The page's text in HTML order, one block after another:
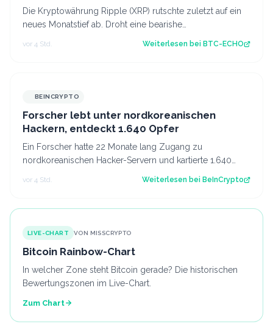
Die Kryptowährung Ripple (XRP) rutschte zuletzt auf ein
neues Monatstief ab. Droht eine bearishe
vor 4 Std. Weiterlesen bei BTC-ECHO
BEINCRYPTO
Forscher lebt unter nordkoreanischen
Hackern, entdeckt 1.640 Opfer
Ein Forscher hatte 22 Monate lang Zugang zu
nordkoreanischen Hacker-Servern und kartierte 1.640
Opfer in 57 Ländern. Der Beitrag Forscher le…
vor 4 Std. Weiterlesen bei BeInCrypto
LIVE-CHART VON MISSCRYPTO
Bitcoin Rainbow-Chart
In welcher Zone steht Bitcoin gerade? Die historischen
Bewertungszonen im Live-Chart.
Zum Chart